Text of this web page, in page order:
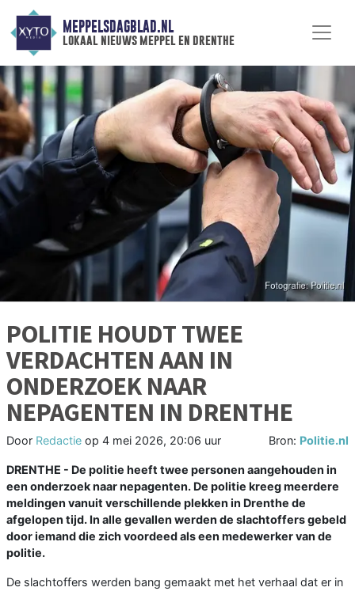
MEPPELSDAGBLAD.NL
lokaal nieuws meppel en drenthe
POLITIE HOUDT TWEE
VERDACHTEN AAN IN
ONDERZOEK NAAR
NEPAGENTEN IN DRENTHE
Door Redactie op 4 mei 2026, 20:06 uur Bron: Politie.nl
DRENTHE - De politie heeft twee personen aangehouden in
een onderzoek naar nepagenten. De politie kreeg meerdere
meldingen vanuit verschillende plekken in Drenthe de
afgelopen tijd. In alle gevallen werden de slachtoffers gebeld
door iemand die zich voordeed als een medewerker van de
politie.
De slachtoffers werden bang gemaakt met het verhaal dat er in